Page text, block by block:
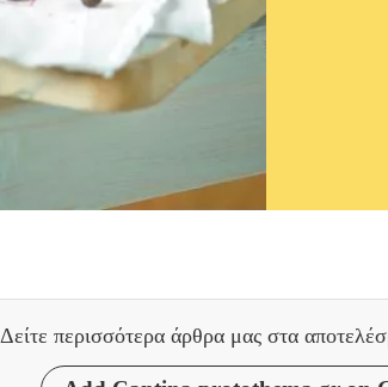
Δείτε περισσότερα άρθρα μας στα